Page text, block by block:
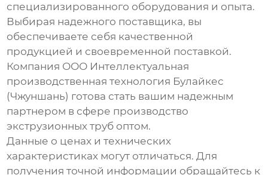
специализированного оборудования и опыта.
Выбирая надежного поставщика, вы
обеспечиваете себя качественной
продукцией и своевременной поставкой.
Компания ООО Интеллектуальная
производственная технология Булайкес
(Чжуншань) готова стать вашим надежным
партнером в сфере производство
экструзионных труб оптом.
Данные о ценах и технических
характеристиках могут отличаться. Для
получения точной информации обращайтесь к